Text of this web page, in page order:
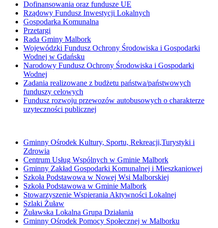
Dofinansowania oraz fundusze UE
Rządowy Fundusz Inwestycji Lokalnych
Gospodarka Komunalna
Przetargi
Rada Gminy Malbork
Wojewódzki Fundusz Ochrony Środowiska i Gospodarki
Wodnej w Gdańsku
Narodowy Fundusz Ochrony Środowiska i Gospodarki
Wodnej
Zadania realizowane z budżetu państwa/państwowych
funduszy celowych
Fundusz rozwoju przewozów autobusowych o charakterze
uzyteczności publicznej
Gminny Ośrodek Kultury, Sportu, Rekreacji,Turystyki i
Zdrowia
Centrum Usług Wspólnych w Gminie Malbork
Gminny Zakład Gospodarki Komunalnej i Mieszkaniowej
Szkoła Podstawowa w Nowej Wsi Malborskiej
Szkoła Podstawowa w Gminie Malbork
Stowarzyszenie Wspierania Aktywności Lokalnej
Szlaki Żuław
Żuławska Lokalna Grupa Działania
Gminny Ośrodek Pomocy Społecznej w Malborku